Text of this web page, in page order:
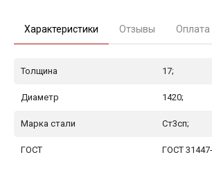
Характеристики Отзывы Оплата
Толщина 17;
Диаметр 1420;
Марка стали Ст3сп;
ГОСТ ГОСТ